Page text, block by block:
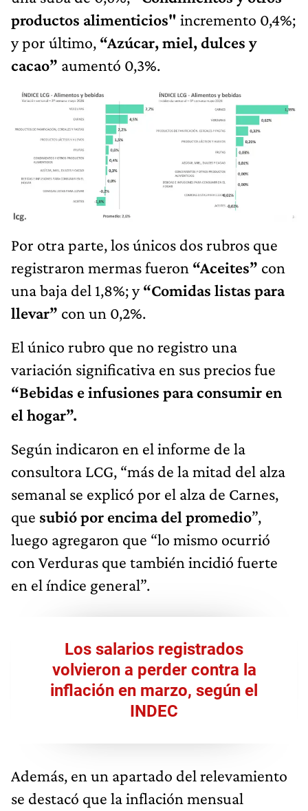
productos alimenticios" incremento 0,4%;
y por último, “Azúcar, miel, dulces y
cacao” aumentó 0,3%.
Por otra parte, los únicos dos rubros que
registraron mermas fueron “Aceites” con
una baja del 1,8%; y“Comidas listas para
llevar” con un 0,2%.
El único rubro que no registro una
variación significativa en sus precios fue
“Bebidas e infusiones para consumir en
el hogar”.
Según indicaron en el informe de la
consultora LCG, “más de la mitad del alza
semanal se explicó por el alza de Carnes,
que subió por encima del promedio”,
luego agregaron que “lo mismo ocurrió
con Verduras que también incidió fuerte
en el índice general”.
Los salarios registrados
volvieron a perder contra la
inflación en marzo, según el
INDEC
Además, en un apartado del relevamiento
se destacó que la inflación mensual